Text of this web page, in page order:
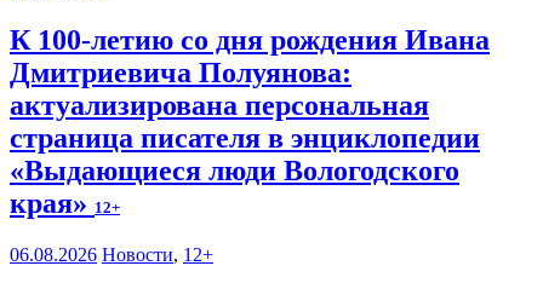
К 100-летию со дня рождения Ивана
Дмитриевича Полуянова:
актуализирована персональная
страница писателя в энциклопедии
«Выдающиеся люди Вологодского
края» 12+
06.08.2026 Новости, 12+